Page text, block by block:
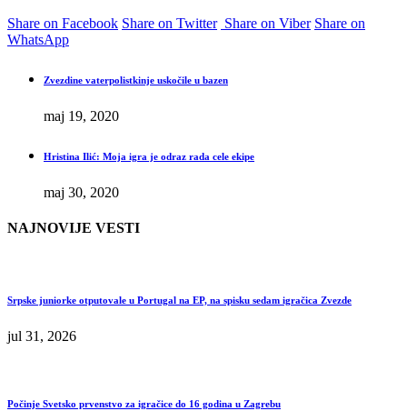
Share on Facebook Share on Twitter Share on Viber Share on
WhatsApp
Zvezdine vaterpolistkinje uskočile u bazen
maj 19, 2020
Hristina Ilić: Moja igra je odraz rada cele ekipe
maj 30, 2020
NAJNOVIJE VESTI
Srpske juniorke otputovale u Portugal na EP, na spisku sedam igračica Zvezde
jul 31, 2026
Počinje Svetsko prvenstvo za igračice do 16 godina u Zagrebu